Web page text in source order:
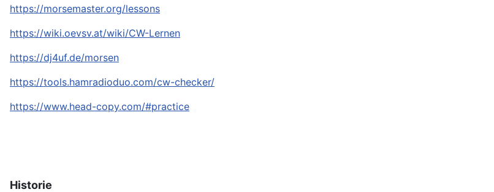
https://morsemaster.org/lessons
https://wiki.oevsv.at/wiki/CW-Lernen
https://dj4uf.de/morsen
https://tools.hamradioduo.com/cw-checker/
https://www.head-copy.com/#practice
Historie